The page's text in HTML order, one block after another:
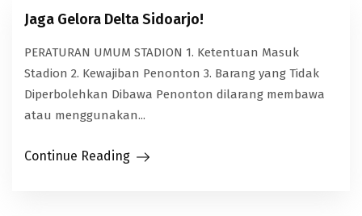
Jaga Gelora Delta Sidoarjo!
PERATURAN UMUM STADION 1. Ketentuan Masuk
Stadion 2. Kewajiban Penonton 3. Barang yang Tidak
Diperbolehkan Dibawa Penonton dilarang membawa
atau menggunakan...
Continue Reading